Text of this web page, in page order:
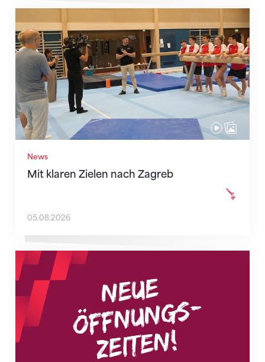
News
Mit klaren Zielen nach Zagreb
Mit klaren Zielen nach Zagreb
05.08.2026
Neue Empfangszeiten ab 1. August 2026